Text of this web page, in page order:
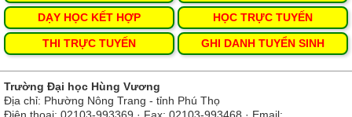
DẠY HỌC KẾT HỢP HỌC TRỰC TUYẾN
THI TRỰC TUYẾN GHI DANH TUYỂN SINH
Trường Đại học Hùng Vương
Địa chỉ: Phường Nông Trang - tỉnh Phú Thọ